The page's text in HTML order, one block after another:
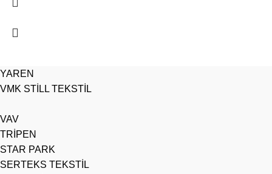
YAREN
VMK STİLL TEKSTİL
VAV
TRİPEN
STAR PARK
SERTEKS TEKSTİL